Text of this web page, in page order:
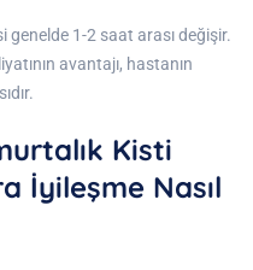
genelde 1-2 saat arası değişir.
avantajı, hastanın
Kisti
İyileşme Nasıl